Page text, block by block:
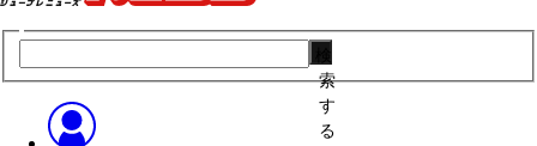
索
す
る